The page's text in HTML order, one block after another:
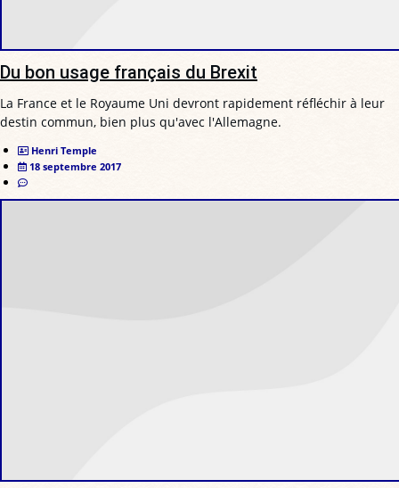
Du bon usage français du Brexit
La France et le Royaume Uni devront rapidement réfléchir à leur
destin commun, bien plus qu'avec l'Allemagne.
Henri Temple
18 septembre 2017